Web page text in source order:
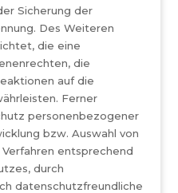
Sicherung der
Des Weiteren
die eine
die
auf die
Ferner
personenbezogener
bzw. Auswahl von
entsprechend
durch
datenschutzfreundliche